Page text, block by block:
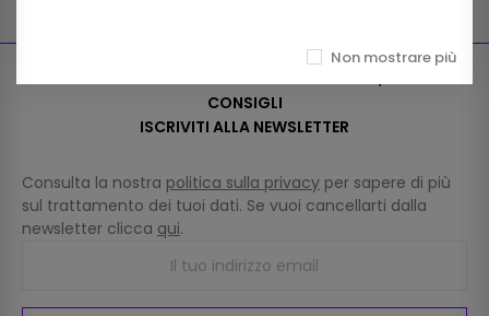
RESTA AGGIORNATO SULLE ULTIME NOVITÀ, SEGUI I
CONSIGLI
ISCRIVITI ALLA NEWSLETTER
Consulta la nostra politica sulla privacy per sapere di più
sul trattamento dei tuoi dati. Se vuoi cancellarti dalla
newsletter clicca qui.
Non mostrare più